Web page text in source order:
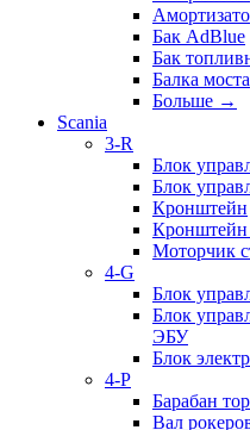
Бак AdBlue
Бак
Балка моста
Больше →
Scania
3-R
Блок
Блок
Кронштейн
Кронштейн
Моторчик
4-G
Блок
Блок
ЭБУ
Блок
4-P
Барабан
Вал